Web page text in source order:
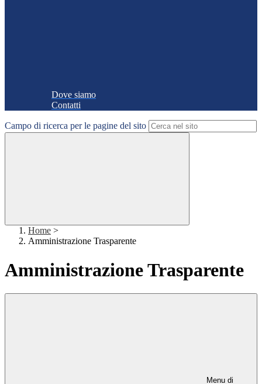
Dove siamo
Contatti
Campo di ricerca per le pagine del sito
Home >
Amministrazione Trasparente
Amministrazione Trasparente
Menu di